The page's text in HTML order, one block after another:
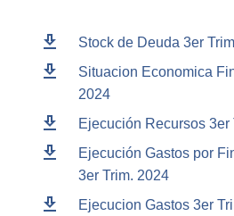
download Stock de Deuda 3er
download
Situacion Economica
2024
download Ejecución Recursos 3er
download
Ejecución Gastos por
3er Trim. 2024
download Ejecucion Gastos 3er